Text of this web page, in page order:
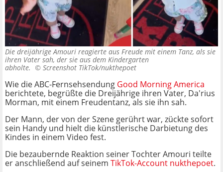
Die dreijährige Amouri reagierte aus Freude mit einem Tanz, als sie
ihren Vater sah, der sie aus dem Kindergarten
abholte. © Screenshot TikTok/nukthepoet
Wie die ABC-Fernsehsendung Good Morning America
berichtete, begrüßte die Dreijährige ihren Vater, Da'rius
Morman, mit einem Freudentanz, als sie ihn sah.
Der Mann, der von der Szene gerührt war, zückte sofort
sein Handy und hielt die künstlerische Darbietung des
Kindes in einem Video fest.
Die bezaubernde Reaktion seiner Tochter Amouri teilte
er anschließend auf seinem TikTok-Account nukthepoet.